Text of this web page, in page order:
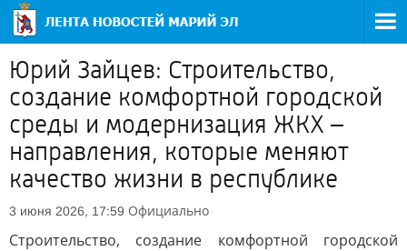
Юрий Зайцев: Строительство,
создание комфортной городской
среды и модернизация ЖКХ –
направления, которые меняют
качество жизни в республике
3 июня 2026, 17:59 Официально
Строительство, создание комфортной городской